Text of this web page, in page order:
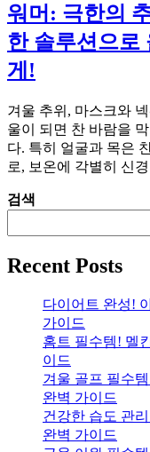
워머: 극한의
한 솔루션으로
게!
겨울 추위, 마스크와
울이 되면 찬 바람을
다. 특히 얼굴과 목은
로, 보온에 각별히 신
검색
Recent Posts
다이어트 완성!
가이드
홈트 필수템! 멜
이드
겨울 골프 필수
완벽 가이드
건강한 습도 관
완벽 가이드